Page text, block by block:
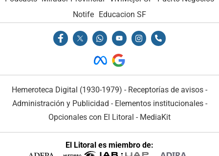
Notife
Educacion SF
Hemeroteca Digital (1930-1979) - Receptorías de avisos -
Administración y Publicidad - Elementos institucionales-
Opcionales con El Litoral - MediaKit
El Litoral es miembro de: